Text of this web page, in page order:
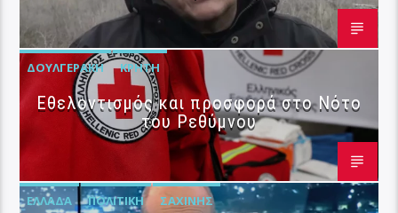
ΔΟΥΛΓΕΡΆΚΗ ΚΡΉΤΗ
Εθελοντισμός και προσφορά στο Νότο
του Ρεθύμνου
ΕΛΛΆΔΑ ΠΟΛΙΤΙΚΉ ΣΑΧΊΝΗΣ